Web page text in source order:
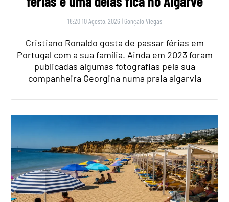
18:20 10 Agosto, 2026 | Gonçalo Viegas
Cristiano Ronaldo gosta de passar férias em
Portugal com a sua família. Ainda em 2023 foram
publicadas algumas fotografias pela sua
companheira Georgina numa praia algarvia